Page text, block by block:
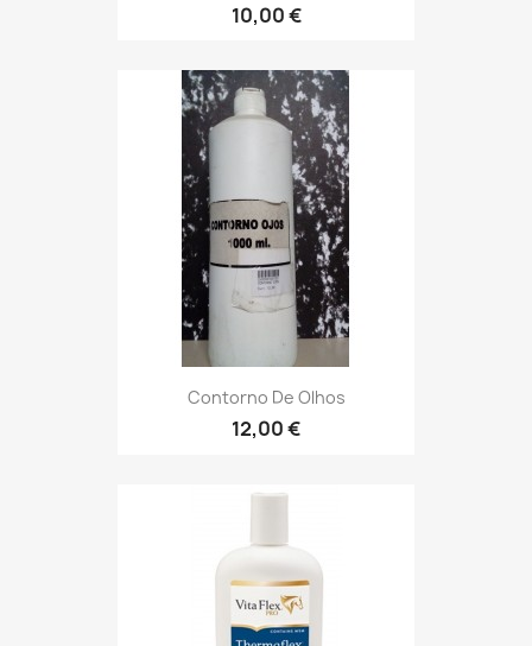
10,00 €
Contorno De Olhos
12,00 €